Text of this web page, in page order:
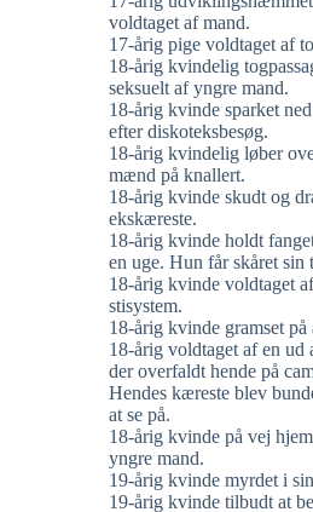
voldtaget af mand.
17-årig pige voldtaget af
18-årig kvindelig
seksuelt af yngre mand.
18-årig kvinde sparket
efter diskoteksbesøg.
18-årig kvindelig løber
mænd på knallert.
18-årig kvinde skudt og
ekskæreste.
18-årig kvinde holdt
en uge. Hun får skåret sin
18-årig kvinde voldtaget
stisystem.
18-årig kvinde gramset
18-årig voldtaget af en ud
der overfaldt hende på
Hendes kæreste blev
at se på.
18-årig kvinde på vej
yngre mand.
19-årig kvinde myrdet i
19-årig kvinde tilbudt at